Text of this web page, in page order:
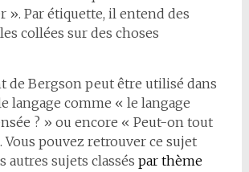
». Par étiquette, il entend des
collées sur des choses
de Bergson peut être utilisé dans
langage comme « le langage
? » ou encore « Peut-on tout
Vous pouvez retrouver ce sujet
autres sujets classés par thème